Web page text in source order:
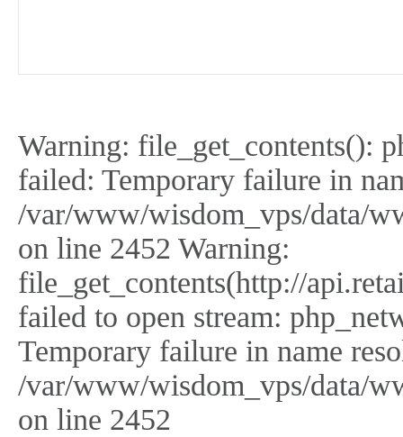
Warning: file_get_contents():
failed: Temporary failure in
/var/www/wisdom_vps/data/
on line 2452 Warning:
file_get_contents(http://
failed to open stream:
Temporary failure in name
/var/www/wisdom_vps/data/
on line 2452